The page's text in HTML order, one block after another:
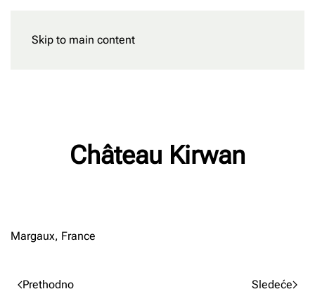
Skip to main content
Château Kirwan
Margaux, France
Prethodno Sledeće